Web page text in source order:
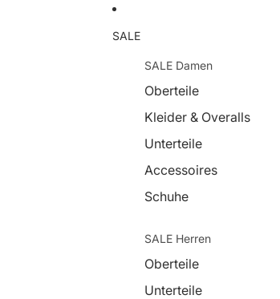
SALE
SALE Damen
Oberteile
Kleider & Overalls
Unterteile
Accessoires
Schuhe
SALE Herren
Oberteile
Unterteile